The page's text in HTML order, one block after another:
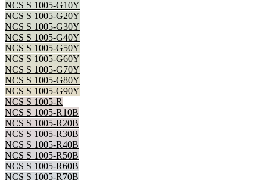
NCS S 1005-G10Y
NCS S 1005-G20Y
NCS S 1005-G30Y
NCS S 1005-G40Y
NCS S 1005-G50Y
NCS S 1005-G60Y
NCS S 1005-G70Y
NCS S 1005-G80Y
NCS S 1005-G90Y
NCS S 1005-R
NCS S 1005-R10B
NCS S 1005-R20B
NCS S 1005-R30B
NCS S 1005-R40B
NCS S 1005-R50B
NCS S 1005-R60B
NCS S 1005-R70B